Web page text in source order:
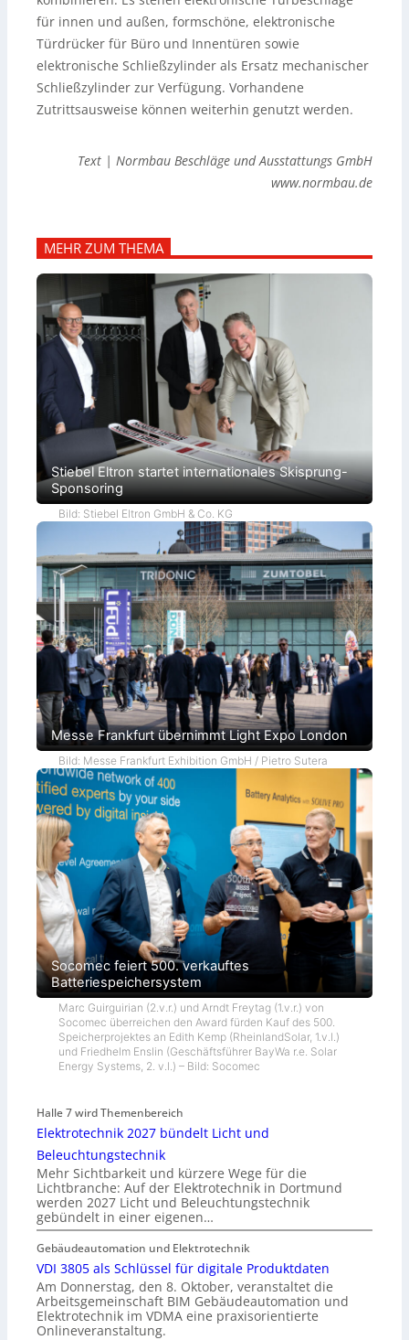
für innen und außen, formschöne, elektronische
Türdrücker für Büro und Innentüren sowie
elektronische Schließzylinder als Ersatz mechanischer
Schließzylinder zur Verfügung. Vorhandene
Zutrittsausweise können weiterhin genutzt werden.
Text | Normbau Beschläge und Ausstattungs GmbH
www.normbau.de
MEHR ZUM THEMA
Stiebel Eltron startet internationales Skisprung-
Sponsoring
Bild: Stiebel Eltron GmbH & Co. KG
Messe Frankfurt übernimmt Light Expo London
Bild: Messe Frankfurt Exhibition GmbH / Pietro Sutera
Socomec feiert 500. verkauftes
Batteriespeichersystem
Marc Guirguirian (2.v.r.) und Arndt Freytag (1.v.r.) von
Socomec überreichen den Award fürden Kauf des 500.
Speicherprojektes an Edith Kemp (RheinlandSolar, 1.v.l.)
und Friedhelm Enslin (Geschäftsführer BayWa r.e. Solar
Energy Systems, 2. v.l.) – Bild: Socomec
Halle 7 wird Themenbereich
Elektrotechnik 2027 bündelt Licht und
Beleuchtungstechnik
Mehr Sichtbarkeit und kürzere Wege für die
Lichtbranche: Auf der Elektrotechnik in Dortmund
werden 2027 Licht und Beleuchtungstechnik
gebündelt in einer eigenen…
Gebäudeautomation und Elektrotechnik
VDI 3805 als Schlüssel für digitale Produktdaten
Am Donnerstag, den 8. Oktober, veranstaltet die
Arbeitsgemeinschaft BIM Gebäudeautomation und
Elektrotechnik im VDMA eine praxisorientierte
Onlineveranstaltung.